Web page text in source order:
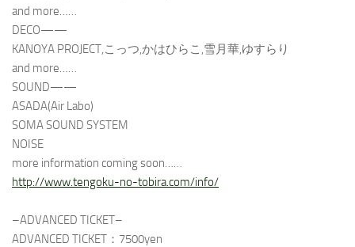
and more……
DECO——
KANOYA PROJECT,こっつ,かはひらこ,雪月華,ゆすらり
and more……
SOUND——
ASADA(Air Labo)
SOMA SOUND SYSTEM
NOISE
more information coming soon……
http://www.tengoku-no-tobira.com/info/
–ADVANCED TICKET–
ADVANCED TICKET：7500yen